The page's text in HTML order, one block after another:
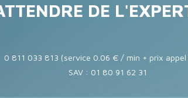
DE
0 811 033 813 (service 0.06 € / min + prix appel
SAV : 01 80 91 62 31